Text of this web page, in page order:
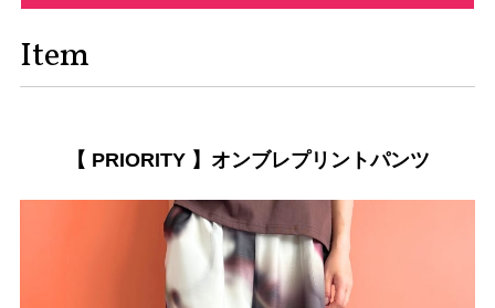
Item
【 PRIORITY 】オンブレプリントパンツ